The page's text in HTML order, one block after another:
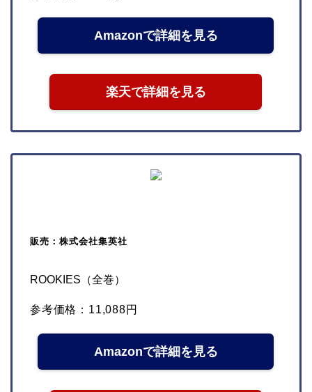
Amazonで詳細を見る
楽天で詳細を見る
販売：株式会社集英社
ROOKIES（全巻）
参考価格：11,088円
Amazonで詳細を見る